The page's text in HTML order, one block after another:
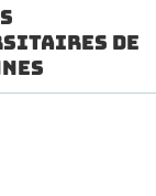
de